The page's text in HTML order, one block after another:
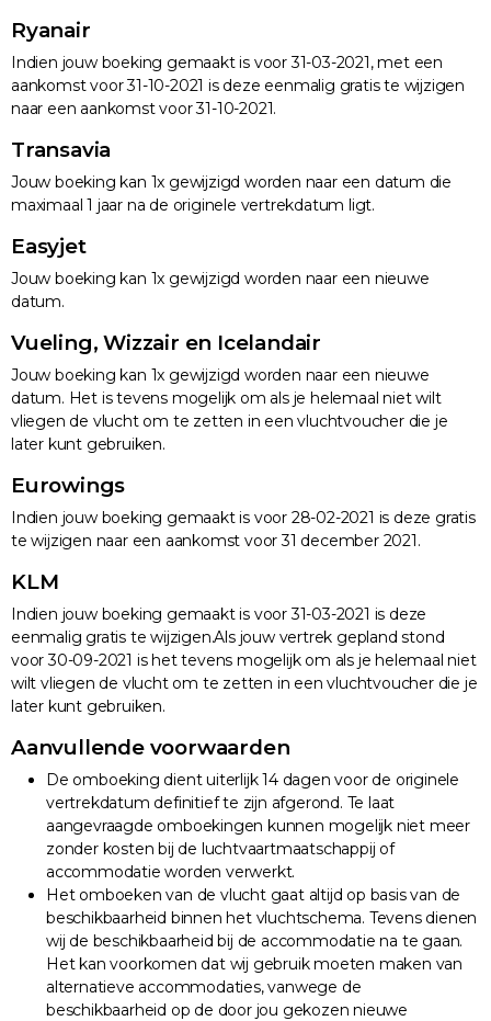
Ryanair
Indien jouw boeking gemaakt is voor 31-03-2021, met een
aankomst voor 31-10-2021 is deze eenmalig gratis te wijzigen
naar een aankomst voor 31-10-2021.
Transavia
Jouw boeking kan 1x gewijzigd worden naar een datum die
maximaal 1 jaar na de originele vertrekdatum ligt.
Easyjet
Jouw boeking kan 1x gewijzigd worden naar een nieuwe
datum.
Vueling, Wizzair en Icelandair
Jouw boeking kan 1x gewijzigd worden naar een nieuwe
datum. Het is tevens mogelijk om als je helemaal niet wilt
vliegen de vlucht om te zetten in een vluchtvoucher die je
later kunt gebruiken.
Eurowings
Indien jouw boeking gemaakt is voor 28-02-2021 is deze gratis
te wijzigen naar een aankomst voor 31 december 2021.
KLM
Indien jouw boeking gemaakt is voor 31-03-2021 is deze
eenmalig gratis te wijzigen.Als jouw vertrek gepland stond
voor 30-09-2021 is het tevens mogelijk om als je helemaal niet
wilt vliegen de vlucht om te zetten in een vluchtvoucher die je
later kunt gebruiken.
Aanvullende voorwaarden
De omboeking dient uiterlijk 14 dagen voor de originele
vertrekdatum definitief te zijn afgerond. Te laat
aangevraagde omboekingen kunnen mogelijk niet meer
zonder kosten bij de luchtvaartmaatschappij of
accommodatie worden verwerkt.
Het omboeken van de vlucht gaat altijd op basis van de
beschikbaarheid binnen het vluchtschema. Tevens dienen
wij de beschikbaarheid bij de accommodatie na te gaan.
Het kan voorkomen dat wij gebruik moeten maken van
alternatieve accommodaties, vanwege de
beschikbaarheid op de door jou gekozen nieuwe